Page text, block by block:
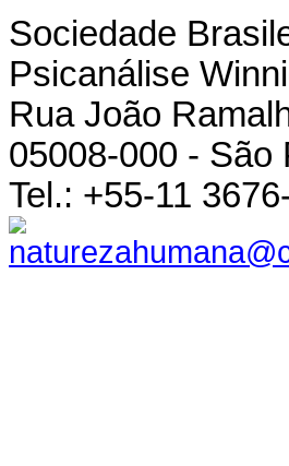
Sociedade
Psicanálise
Rua João
05008-000 - São
Tel.: +55-11